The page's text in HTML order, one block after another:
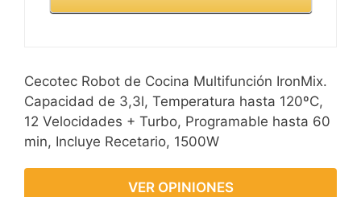
Cecotec Robot de Cocina Multifunción IronMix.
Capacidad de 3,3l, Temperatura hasta 120ºC,
12 Velocidades + Turbo, Programable hasta 60
min, Incluye Recetario, 1500W
VER OPINIONES